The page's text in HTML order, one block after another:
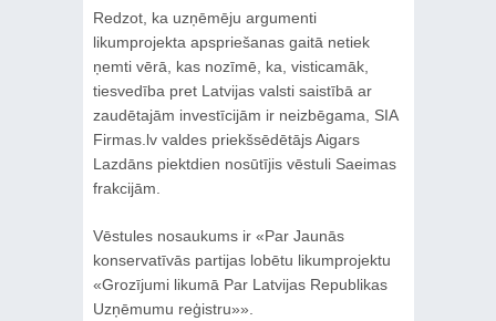
Redzot, ka uzņēmēju argumenti
likumprojekta apspriešanas gaitā netiek
ņemti vērā, kas nozīmē, ka, visticamāk,
tiesvedība pret Latvijas valsti saistībā ar
zaudētajām investīcijām ir neizbēgama, SIA
Firmas.lv valdes priekšsēdētājs Aigars
Lazdāns piektdien nosūtījis vēstuli Saeimas
frakcijām.
Vēstules nosaukums ir «Par Jaunās
konservatīvās partijas lobētu likumprojektu
«Grozījumi likumā Par Latvijas Republikas
Uzņēmumu reģistru»».